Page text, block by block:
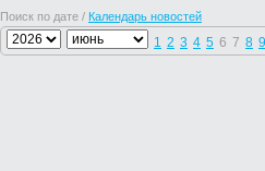
Поиск по дате / Календарь новостей
1 2 3 4 5 6 7 8 9